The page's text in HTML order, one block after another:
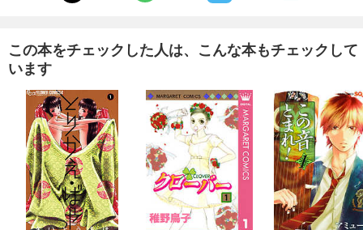
この本をチェックした人は、こんな本もチェックして
います